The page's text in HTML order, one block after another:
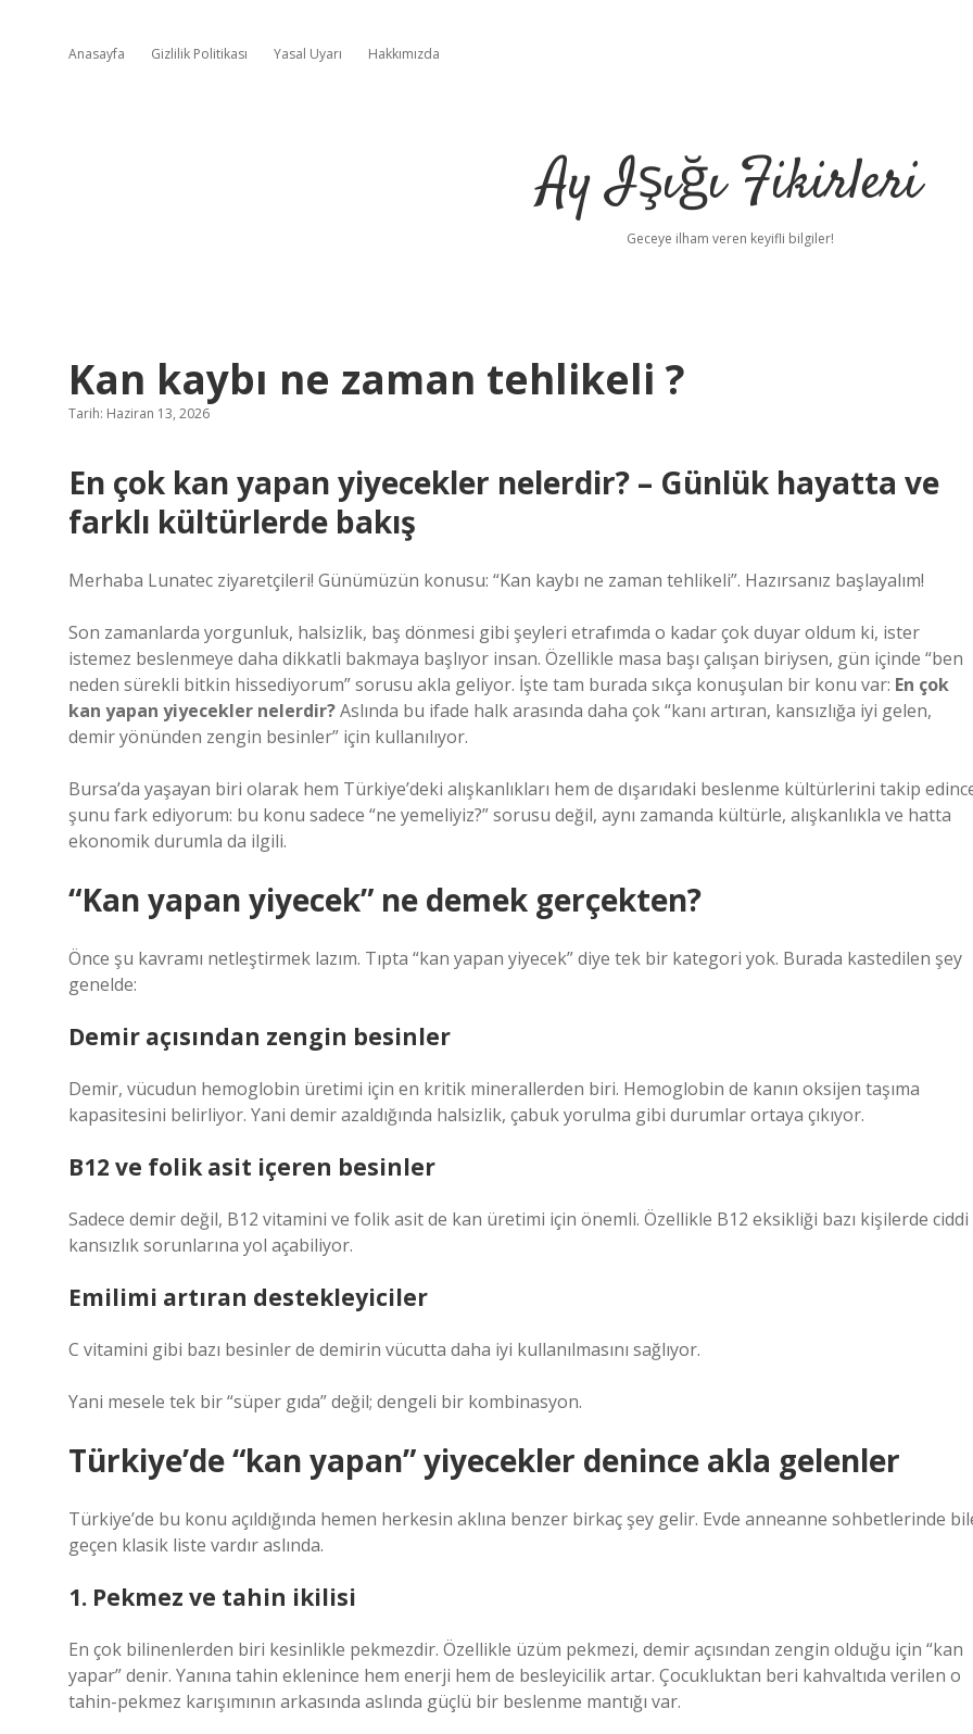
Anasayfa Gizlilik Politikası Yasal Uyarı Hakkımızda
Ay Işığı Fikirleri
Geceye ilham veren keyifli bilgiler!
Kan kaybı ne zaman tehlikeli ?
Tarih: Haziran 13, 2026
En çok kan yapan yiyecekler nelerdir? – Günlük hayatta ve
farklı kültürlerde bakış
Merhaba Lunatec ziyaretçileri! Günümüzün konusu: “Kan kaybı ne zaman tehlikeli”. Hazırsanız başlayalım!
Son zamanlarda yorgunluk, halsizlik, baş dönmesi gibi şeyleri etrafımda o kadar çok duyar oldum ki, ister
istemez beslenmeye daha dikkatli bakmaya başlıyor insan. Özellikle masa başı çalışan biriysen, gün içinde “ben
neden sürekli bitkin hissediyorum” sorusu akla geliyor. İşte tam burada sıkça konuşulan bir konu var: En çok
kan yapan yiyecekler nelerdir?Aslında bu ifade halk arasında daha çok “kanı artıran, kansızlığa iyi gelen,
demir yönünden zengin besinler” için kullanılıyor.
Bursa’da yaşayan biri olarak hem Türkiye’deki alışkanlıkları hem de dışarıdaki beslenme kültürlerini takip
şunu fark ediyorum: bu konu sadece “ne yemeliyiz?” sorusu değil, aynı zamanda kültürle, alışkanlıkla ve hatta
ekonomik durumla da ilgili.
“Kan yapan yiyecek” ne demek gerçekten?
Önce şu kavramı netleştirmek lazım. Tıpta “kan yapan yiyecek” diye tek bir kategori yok. Burada kastedilen şey
genelde:
Demir açısından zengin besinler
Demir, vücudun hemoglobin üretimi için en kritik minerallerden biri. Hemoglobin de kanın oksijen taşıma
kapasitesini belirliyor. Yani demir azaldığında halsizlik, çabuk yorulma gibi durumlar ortaya çıkıyor.
B12 ve folik asit içeren besinler
Sadece demir değil, B12 vitamini ve folik asit de kan üretimi için önemli. Özellikle B12 eksikliği bazı kişilerde ciddi
kansızlık sorunlarına yol açabiliyor.
Emilimi artıran destekleyiciler
C vitamini gibi bazı besinler de demirin vücutta daha iyi kullanılmasını sağlıyor.
Yani mesele tek bir “süper gıda” değil; dengeli bir kombinasyon.
Türkiye’de “kan yapan” yiyecekler denince akla gelenler
Türkiye’de bu konu açıldığında hemen herkesin aklına benzer birkaç şey gelir. Evde anneanne sohbetlerinde
geçen klasik liste vardır aslında.
1. Pekmez ve tahin ikilisi
En çok bilinenlerden biri kesinlikle pekmezdir. Özellikle üzüm pekmezi, demir açısından zengin olduğu için “kan
yapar” denir. Yanına tahin eklenince hem enerji hem de besleyicilik artar. Çocukluktan beri kahvaltıda verilen o
tahin-pekmez karışımının arkasında aslında güçlü bir beslenme mantığı var.